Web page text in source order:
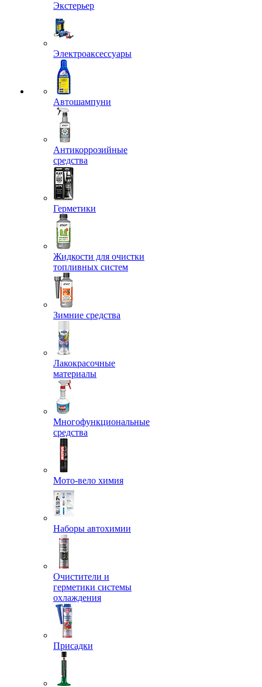
Экстерьер
Электроаксессуары
Автошампуни
Антикоррозийные
средства
Герметики
Жидкости для очистки
топливных систем
Зимние средства
Лакокрасочные
материалы
Многофункциональные
средства
Мото-вело химия
Наборы автохимии
Очистители и
герметики системы
охлаждения
Присадки